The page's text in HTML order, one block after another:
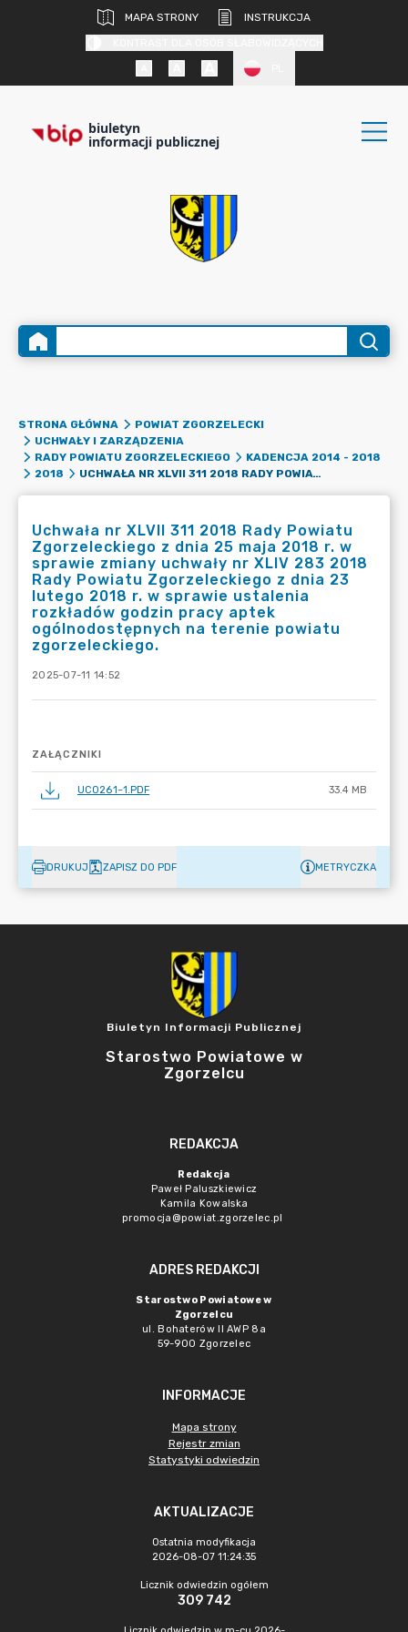
MAPA STRONY
INSTRUKCJA
biuletyn
informacji publicznej
STRONA GŁÓWNA
POWIAT ZGORZELECKI
UCHWAŁY I ZARZĄDZENIA
RADY POWIATU ZGORZELECKIEGO
KADENCJA 2014 - 2018
2018
UCHWAŁA NR XLVII 311 2018 RADY POWIATU ZGORZELECKIEGO Z DNIA 25 MAJA 2018 R. W SPRAWIE ZMIANY UCHWAŁY NR XLIV 283 2018 RADY POWIATU ZGORZELECKIEGO Z DNIA 23 LUTEGO 2018 R. W SPRAWIE USTALENIA ROZKŁADÓW GODZIN PRACY APTEK OGÓLNODOSTĘPNYCH NA TERENIE POWIATU ZGORZELECKIEGO.
Uchwała nr XLVII 311 2018 Rady Powiatu
Zgorzeleckiego z dnia 25 maja 2018 r. w
sprawie zmiany uchwały nr XLIV 283 2018
Rady Powiatu Zgorzeleckiego z dnia 23
lutego 2018 r. w sprawie ustalenia
rozkładów godzin pracy aptek
ogólnodostępnych na terenie powiatu
zgorzeleckiego.
2025-07-11 14:52
ZAŁĄCZNIKI
UC0261~1.PDF 33.4 MB
DRUKUJ ZAPISZ DO PDF METRYCZKA
Biuletyn Informacji Publicznej
Starostwo Powiatowe w
Zgorzelcu
REDAKCJA
Redakcja
Paweł Paluszkiewicz
Kamila Kowalska
promocja@powiat.zgorzelec.pl
ADRES REDAKCJI
Starostwo Powiatowe w
Zgorzelcu
ul. Bohaterów II AWP 8a
59-900 Zgorzelec
INFORMACJE
Mapa strony
Rejestr zmian
Statystyki odwiedzin
AKTUALIZACJE
Ostatnia modyfikacja
2026-08-07 11:24:35
Licznik odwiedzin ogółem
309 742